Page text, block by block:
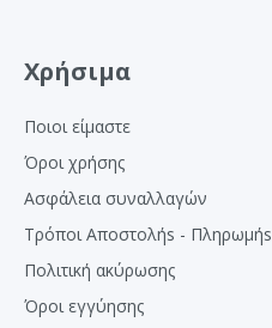
Χρήσιμα
Ποιοι είμαστε
Όροι χρήσης
Ασφάλεια συναλλαγών
Τρόποι Αποστολήs - Πληρωμήs
Πολιτική ακύρωσης
Όροι εγγύησης